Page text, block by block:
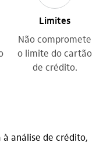
Limites
Não compromete
o limite do cartão
de crédito.
análise de crédito,